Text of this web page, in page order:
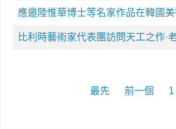
應邀陸惟華博士等名家作品在韓國
比利時藝術家代表團訪問天工之作·
最先 前一個 1